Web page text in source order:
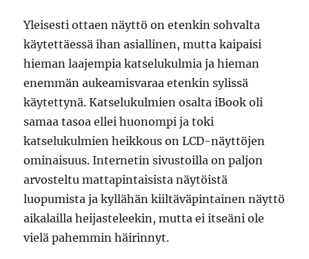
Yleisesti ottaen näyttö on etenkin sohvalta
käytettäessä ihan asiallinen, mutta kaipaisi
hieman laajempia katselukulmia ja hieman
enemmän aukeamisvaraa etenkin sylissä
käytettynä. Katselukulmien osalta iBook oli
samaa tasoa ellei huonompi ja toki
katselukulmien heikkous on LCD-näyttöjen
ominaisuus. Internetin sivustoilla on paljon
arvosteltu mattapintaisista näytöistä
luopumista ja kyllähän kiiltäväpintainen näyttö
aikalailla heijasteleekin, mutta ei itseäni ole
vielä pahemmin häirinnyt.